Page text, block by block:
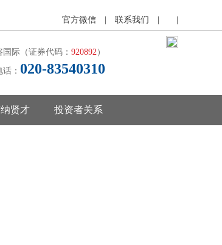
官方微信 联系我们
国际（证券代码： 920892）
： 020-83540310
贤才 投资者关系